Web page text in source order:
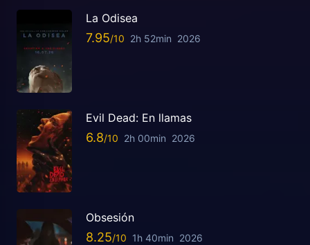
La Odisea
7.95 2h 52min 2026
Evil Dead: En llamas
6.8 2h 00min 2026
Obsesión
8.25 1h 40min 2026